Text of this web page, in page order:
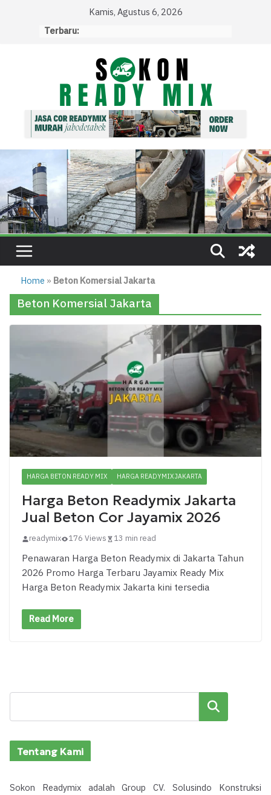
Kamis, Agustus 6, 2026
Terbaru:
Home » Beton Komersial Jakarta
Beton Komersial Jakarta
HARGA BETON READY MIX HARGA READYMIX JAKARTA
Harga Beton Readymix Jakarta
Jual Beton Cor Jayamix 2026
readymix 176 Views 13 min read
Penawaran Harga Beton Readymix di Jakarta Tahun
2026 Promo Harga Terbaru Jayamix Ready Mix
Harga Beton Readymix Jakarta kini tersedia
Read More
Cari
Tentang Kami
Sokon Readymix adalah Group CV. Solusindo Konstruksi